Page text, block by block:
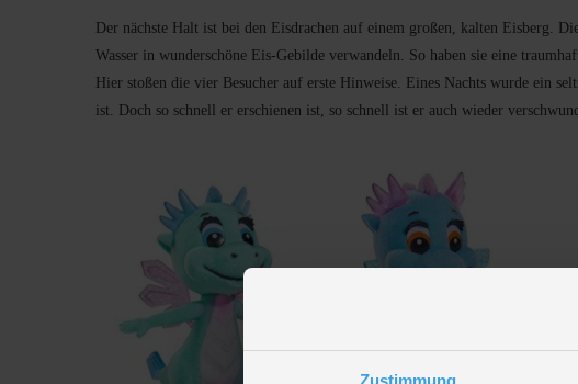
Zustimmung
Der nächste Halt ist bei den Eisdrachen auf einem großen, kalten Eisberg.
Wasser in wunderschöne Eis-Gebilde verwandeln. So haben sie eine
Hier stoßen die vier Besucher auf erste Hinweise. Eines Nachts wurde ein
ist. Doch so schnell er erschienen ist, so schnell ist er auch wieder